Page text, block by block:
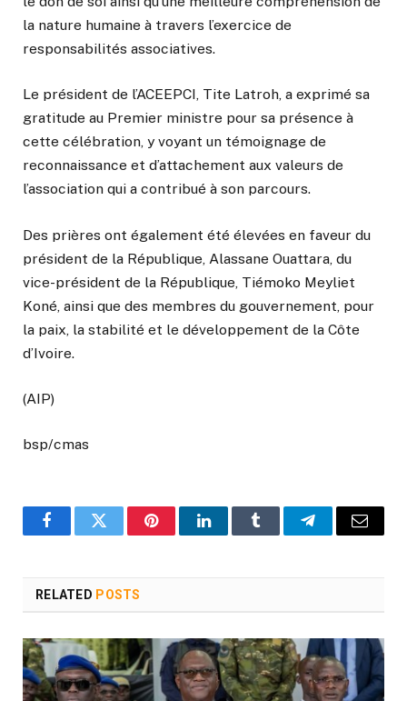
la nature humaine à travers l’exercice de
responsabilités associatives.
Le président de l’ACEEPCI, Tite Latroh, a exprimé sa
gratitude au Premier ministre pour sa présence à
cette célébration, y voyant un témoignage de
reconnaissance et d’attachement aux valeurs de
l’association qui a contribué à son parcours.
Des prières ont également été élevées en faveur du
président de la République, Alassane Ouattara, du
vice-président de la République, Tiémoko Meyliet
Koné, ainsi que des membres du gouvernement, pour
la paix, la stabilité et le développement de la Côte
d’Ivoire.
(AIP)
bsp/cmas
FacebookTwitter PinterestLinkedInTumblr TelegramEmail
RELATED POSTS